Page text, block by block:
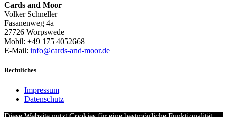
Cards and Moor
Volker Schneller
Fasanenweg 4a
27726 Worpswede
Mobil: +49 175 4052668
E-Mail: info@cards-and-moor.de
Rechtliches
Impressum
Datenschutz